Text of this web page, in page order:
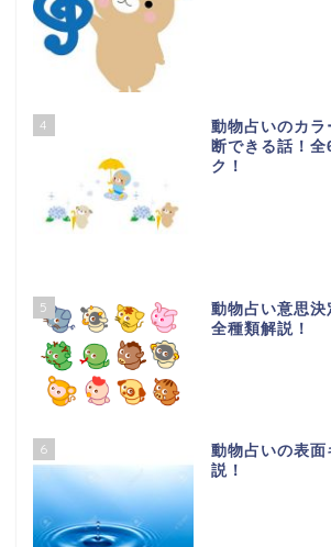
4
動物占いのカラ
断できる話！
ク！
5
動物占い意思決
全種類解説！
6
動物占いの表
説！